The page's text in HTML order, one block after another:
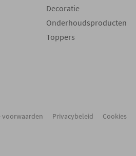
Decoratie
Onderhoudsproducten
Toppers
voorwaarden Privacybeleid Cookies